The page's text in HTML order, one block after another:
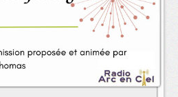
en ressources
vidéo Youtube de chaque
(attention lien hypertexte
: